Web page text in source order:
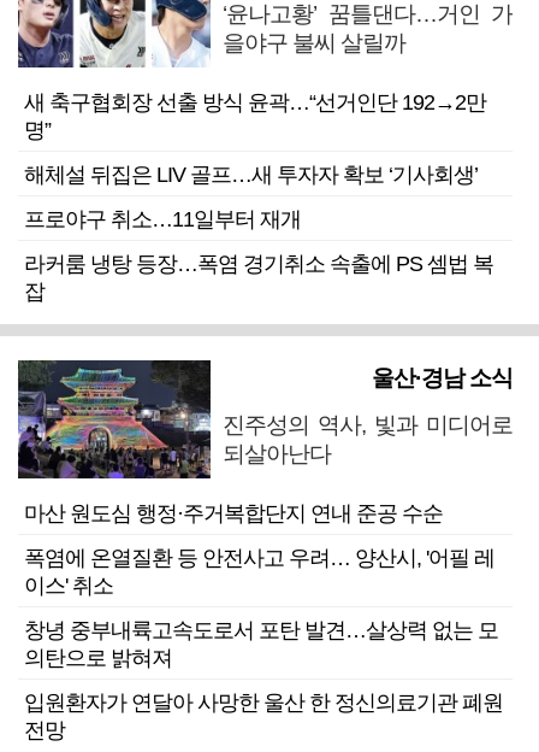
‘윤나고황’ 꿈틀댄다…거인 가
을야구 불씨 살릴까
새 축구협회장 선출 방식 윤곽…“선거인단 192→2만
명”
해체설 뒤집은 LIV 골프…새 투자자 확보 ‘기사회생’
프로야구 취소…11일부터 재개
라커룸 냉탕 등장…폭염 경기취소 속출에 PS 셈법 복
잡
울산·경남 소식
진주성의 역사, 빛과 미디어로
되살아난다
마산 원도심 행정·주거복합단지 연내 준공 수순
폭염에 온열질환 등 안전사고 우려… 양산시, '어필 레
이스' 취소
창녕 중부내륙고속도로서 포탄 발견…살상력 없는 모
의탄으로 밝혀져
입원환자가 연달아 사망한 울산 한 정신의료기관 폐원
전망